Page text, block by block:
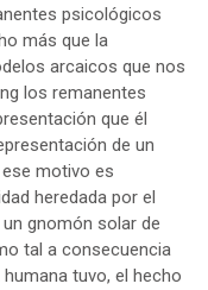
psicológicos
más que la
arcaicos que nos
los remanentes
que él
de un
motivo es
heredada por el
gnomón solar de
tal a consecuencia
tuvo, el hecho